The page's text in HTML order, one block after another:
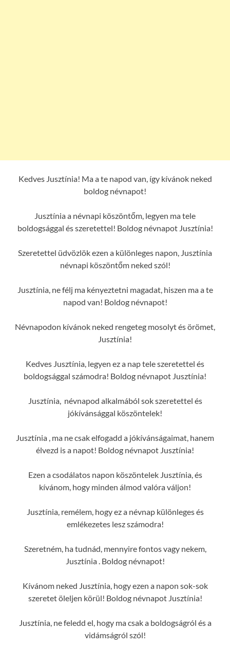
Kedves Jusztínia! Ma a te napod van, így kívánok neked
boldog névnapot!
Jusztínia a névnapi köszöntőm, legyen ma tele
boldogsággal és szeretettel! Boldog névnapot Jusztínia!
Szeretettel üdvözlök ezen a különleges napon, Jusztínia
névnapi köszöntőm neked szól!
Jusztínia, ne félj ma kényeztetni magadat, hiszen ma a te
napod van! Boldog névnapot!
Névnapodon kívánok neked rengeteg mosolyt és örömet,
Jusztínia!
Kedves Jusztínia, legyen ez a nap tele szeretettel és
boldogsággal számodra! Boldog névnapot Jusztínia!
Jusztínia, névnapod alkalmából sok szeretettel és
jókívánsággal köszöntelek!
Jusztínia , ma ne csak elfogadd a jókívánságaimat, hanem
élvezd is a napot! Boldog névnapot Jusztínia!
Ezen a csodálatos napon köszöntelek Jusztínia, és
kívánom, hogy minden álmod valóra váljon!
Jusztínia, remélem, hogy ez a névnap különleges és
emlékezetes lesz számodra!
Szeretném, ha tudnád, mennyire fontos vagy nekem,
Jusztínia . Boldog névnapot!
Kívánom neked Jusztínia, hogy ezen a napon sok-sok
szeretet öleljen körül! Boldog névnapot Jusztínia!
Jusztínia, ne feledd el, hogy ma csak a boldogságról és a
vidámságról szól!